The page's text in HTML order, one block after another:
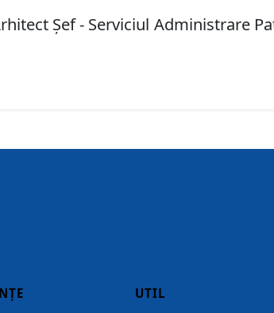
Şef - Serviciul Administrare
UTIL